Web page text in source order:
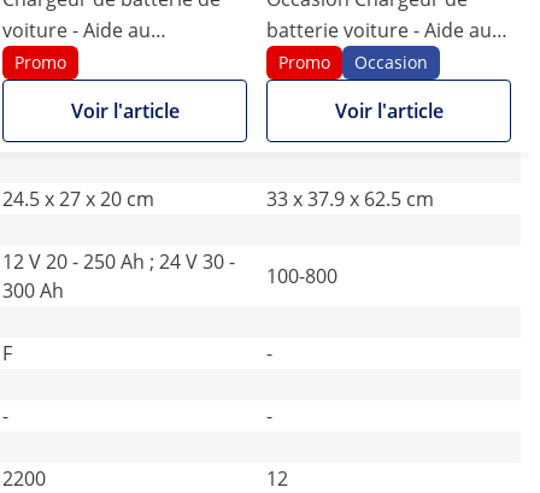
voiture - Aide au
démarrage - 12 / 24 V - 45
A
Promo
Voir l'article
batterie voiture - Aide au
démarrage - 12/24 V - 100
A - Compact
Promo Occasion
Voir l'article
24.5 x 27 x 20 cm 33 x 37.9 x 62.5 cm
12 V 20 - 250 Ah ; 24 V 30 -
300 Ah
100-800
F -
- -
2200 12